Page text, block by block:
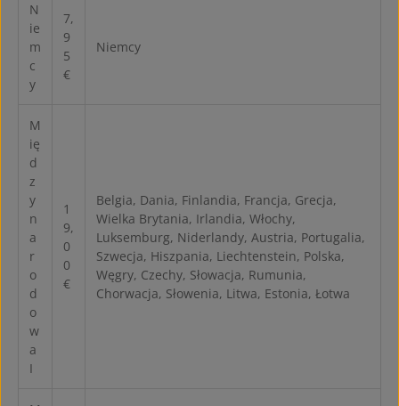
N
ie
m
c
y
7,
9
5
€
Niemcy
M
ię
d
z
y
n
a
r
o
d
o
w
a
I
1
9,
0
0
€
Belgia, Dania, Finlandia, Francja, Grecja,
Wielka Brytania, Irlandia, Włochy,
Luksemburg, Niderlandy, Austria, Portugalia,
Szwecja, Hiszpania, Liechtenstein, Polska,
Węgry, Czechy, Słowacja, Rumunia,
Chorwacja, Słowenia, Litwa, Estonia, Łotwa